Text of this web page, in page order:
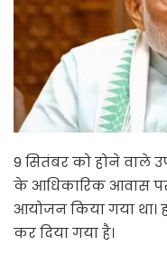
9 सितंबर को होने वाले
के आधिकारिक आवास
आयोजन किया गया था।
कर दिया गया है।